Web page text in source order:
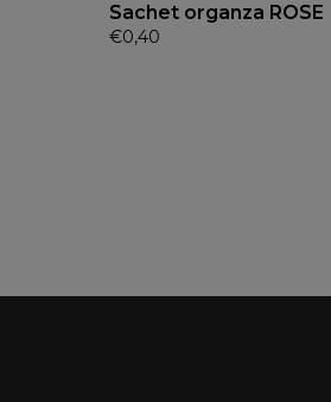
Sachet organza ROSE
€0,40